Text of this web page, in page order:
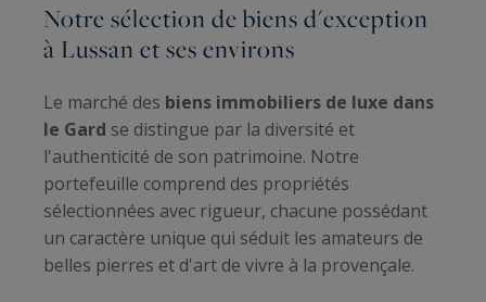
Notre sélection de biens d'exception
à Lussan et ses environs
Le marché des biens immobiliers de luxe dans
le Gard se distingue par la diversité et
l'authenticité de son patrimoine. Notre
portefeuille comprend des propriétés
sélectionnées avec rigueur, chacune possédant
un caractère unique qui séduit les amateurs de
belles pierres et d'art de vivre à la provençale.